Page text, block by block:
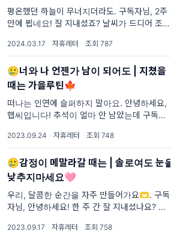
평온했던 하늘이 무너지더라도. 구독자님, 2주
만에 뵙네요! 잘 지내셨죠? 날씨가 드디어 조금
일에 벚꽃이 핀다는데 벌써 기대가 되기도 해
요. :) 좋은 사람과
2024.03.17 · 자휴레터 · 조회 787
🥲너와 나 언젠가 남이 되어도 | 지쳤을
때는 가을루틴🍁
떠나는 인연에 슬퍼하지 말아요. 안녕하세요,
햅씨입니다! 추석이 얼마 안 남았는데 구독자님
가요!?🫶 저도 혼자 여행을 간답니다! 아, 그리
고 이제 선선한 가을이 찾
2023.09.24 · 자휴레터 · 조회 748
🥲감정이 메말라갈 때는 | 솔로여도 눈을
낮추지마세요🩷
우리, 달콤한 순간을 자주 만들어가요🫶. 구독
자님, 안녕하세요! 한 주 간 잘 지내셨나요? 지
도 돼요 | 삶이 추락할 때'였는데, 조회수가 약
2023.09.17 · 자휴레터 · 조회 758